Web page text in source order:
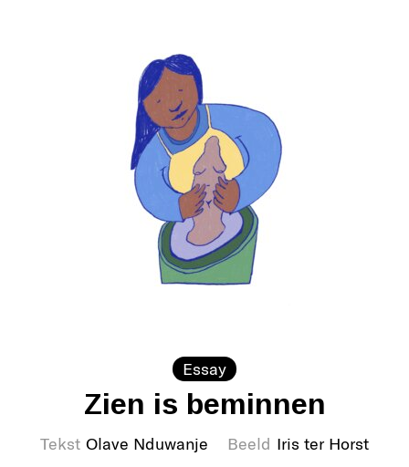
Essay
Zien is beminnen
Tekst Olave Nduwanje Beeld Iris ter Horst